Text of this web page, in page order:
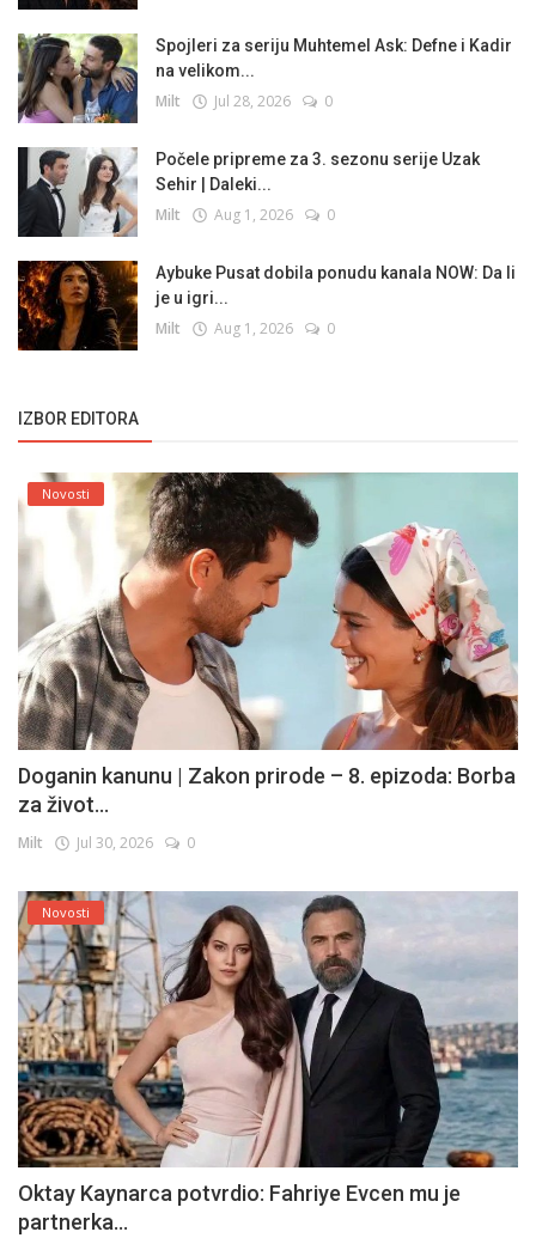
Spojleri za seriju Muhtemel Ask: Defne i Kadir
na velikom...
Milt Jul 28, 2026 0
Počele pripreme za 3. sezonu serije Uzak
Sehir | Daleki...
Milt Aug 1, 2026 0
Aybuke Pusat dobila ponudu kanala NOW: Da li
je u igri...
Milt Aug 1, 2026 0
IZBOR EDITORA
Novosti
Doganin kanunu | Zakon prirode – 8. epizoda: Borba
za život...
Milt Jul 30, 2026 0
Novosti
Oktay Kaynarca potvrdio: Fahriye Evcen mu je
partnerka...